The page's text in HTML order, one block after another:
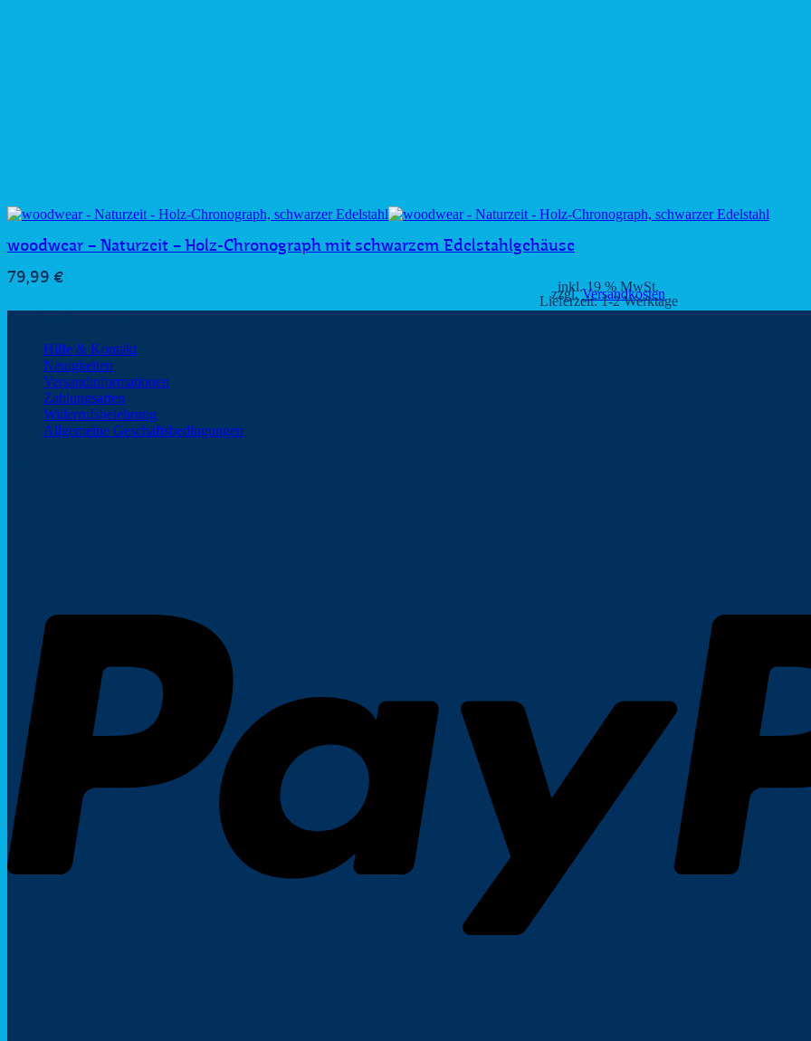
woodwear – Naturzeit – Holz-Chronograph mit schwarzem Edelstahlgehäuse
79,99 € inkl. 19 % MwSt.
zzgl.Versandkosten
Lieferzeit:1-2 Werktage
Hilfe & Kontakt
Neuigkeiten
Versandinformationen
Zahlungsarten
Widerrufsbelehrung
Allgemeine Geschäftsbedingungen